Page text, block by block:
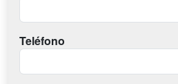
Teléfono